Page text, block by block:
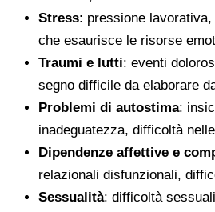
Stress: pressione
che esaurisce le risorse
Traumi e lutti: eventi
segno difficile da elaborare
Problemi di autostima:
inadeguatezza, difficoltà
Dipendenze affettive e
relazionali disfunzionali,
Sessualità: difficoltà